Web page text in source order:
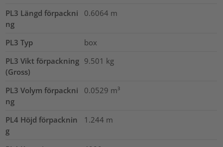
PL3 Längd förpackni
ng
0.6064 m
PL3 Typ
box
PL3 Vikt förpackning
(Gross)
9.501 kg
PL3 Volym förpackni
ng
0.0529 m³
PL4 Höjd förpacknin
g
1.244 m